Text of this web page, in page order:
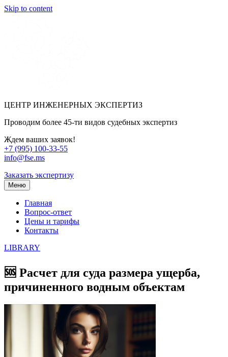
Skip to content
ЦЕНТР ИНЖЕНЕРНЫХ ЭКСПЕРТИЗ
Проводим более 45-ти видов судебных экспертиз
Ждем ваших заявок!
+7 (995) 100-33-55
info@fse.ms
Заказать экспертизу
Меню
Главная
Вопрос-ответ
Цены и тарифы
Контакты
LIBRARY
🆘 Расчет для суда размера ущерба,
причиненного водным объектам